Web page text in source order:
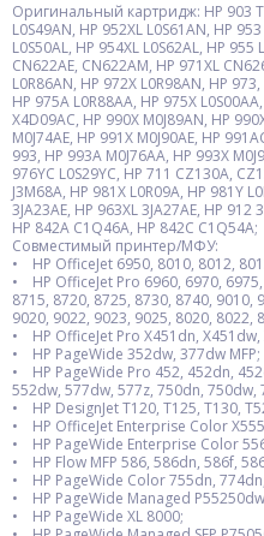
Оригинальный картридж: HP 903
L0S49AN, HP 952XL L0S61AN, HP
L0S50AL, HP 954XL L0S62AL, HP 955
CN622AE, CN622AM, HP 971XL
L0R86AN, HP 972X L0R98AN, HP
HP 975A L0R88AA, HP 975X
X4D09AC, HP 990X M0J89AN, HP
M0J74AE, HP 991X M0J90AE, HP
993, HP 993A M0J76AA, HP 993X
976YC L0S29YC, HP 711 CZ130A,
J3M68A, HP 981X L0R09A, HP 981Y
3JA23AE, HP 963XL 3JA27AE, HP 912
HP 842A C1Q46A, HP 842C C1Q54A;
Совместимый принтер/МФУ:
• HP OfficeJet 6950, 8010, 8012,
• HP OfficeJet Pro 6960, 6970,
8715, 8720, 8725, 8730, 8740, 9010,
9020, 9022, 9023, 9025, 8020, 8022,
• HP OfficeJet Pro X451dn,
• HP PageWide 352dw, 377dw MFP;
• HP PageWide Pro 452, 452dn,
552dw, 577dw, 577z, 750dn, 750dw,
• HP DesignJet T120, T125, T130,
• HP OfficeJet Enterprise Color
• HP PageWide Enterprise Color
• HP Flow MFP 586, 586dn, 586f,
• HP PageWide Color 755dn,
• HP PageWide Managed
• HP PageWide XL 8000;